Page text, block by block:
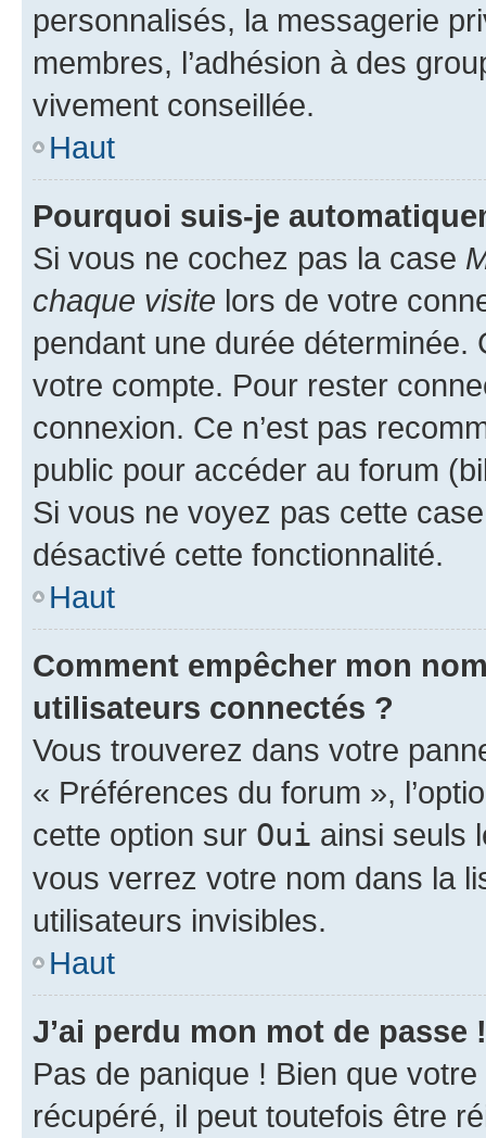
personnalisés, la messagerie
membres, l’adhésion à des
vivement conseillée.
Haut
Pourquoi suis-je
Si vous ne cochez pas la case
chaque visite lors de votre
pendant une durée déterminée.
votre compte. Pour rester
connexion. Ce n’est pas
public pour accéder au forum
Si vous ne voyez pas cette
désactivé cette fonctionnalité.
Haut
Comment empêcher mon
utilisateurs connectés ?
Vous trouverez dans votre
« Préférences du forum »,
cette option sur Oui ainsi seuls
vous verrez votre nom dans la
utilisateurs invisibles.
Haut
J’ai perdu mon mot de passe !
Pas de panique ! Bien que
récupéré, il peut toutefois être